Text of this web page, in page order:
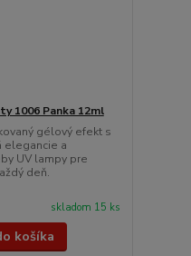
1006 Panka 12ml
gélový efekt s
elegancie a
UV lampy pre
deň.
skladom 15 ks
košíka